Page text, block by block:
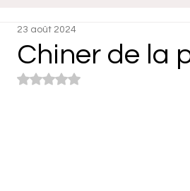
Chiner de la
23 août 2024
Noté NaN étoiles sur 5.